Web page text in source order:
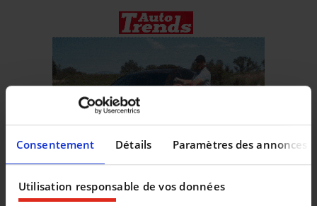
Consentement Détails Paramètres des annonces
Utilisation responsable de vos données